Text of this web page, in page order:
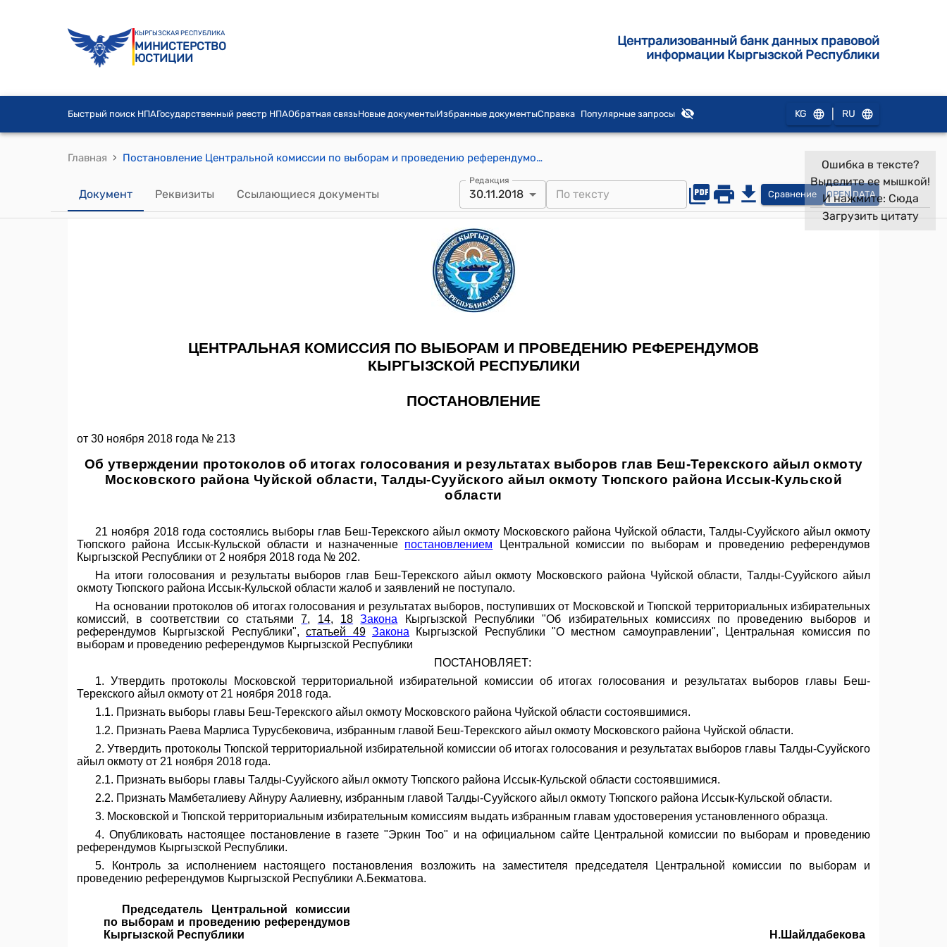
КЫРГЫЗСКАЯ РЕСПУБЛИКА
МИНИСТЕРСТВО
ЮСТИЦИИ
Централизованный банк данных правовой
информации Кыргызской Республики
Быстрый поиск НПАГосударственный реестр НПАОбратная связьНовые документыИзбранные документыСправка Популярные запросы KG RU
Главная › Постановление Центральной комиссии по выборам и проведению референдумов Кыргызской Республики от 30 ноября 2018 года № 213 "Об утверждении протоколов об итогах голосования и результатах выборов глав Беш-Терекского айыл окмоту Московского района Чуйской области, Талды-Сууйского айыл окмоту Тюпского района Иссык-Кульской области"
Документ Реквизиты Ссылающиеся документы
Редакция
30.11.2018 Сравнение OPEN DATA
Ошибка в тексте?
Выделите ее мышкой!
И нажмите: Сюда
Загрузить цитату